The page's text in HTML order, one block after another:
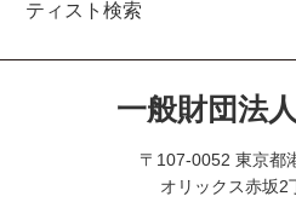
ティスト検索
一般財団法
〒107-0052 東京都
オリックス赤坂2